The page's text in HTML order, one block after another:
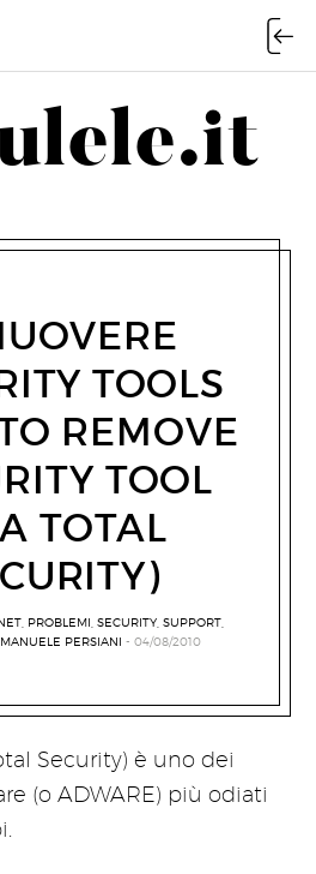
TOOLS
REMOVE
TOOL
TOTAL
PROBLEMI SECURITY SUPPORT
PERSIANI 04/08/2010
Security) è uno dei
(o ADWARE) più odiati